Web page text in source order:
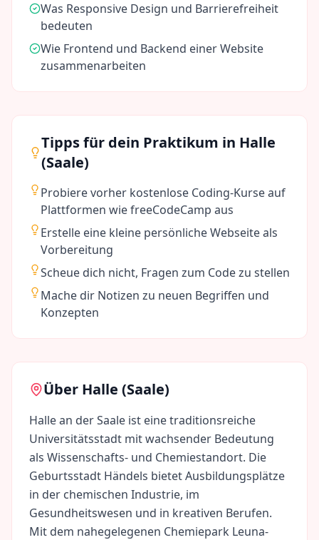
Was Responsive Design und Barrierefreiheit
bedeuten
Wie Frontend und Backend einer Website
zusammenarbeiten
Tipps für dein Praktikum in Halle
(Saale)
Probiere vorher kostenlose Coding-Kurse auf
Plattformen wie freeCodeCamp aus
Erstelle eine kleine persönliche Webseite als
Vorbereitung
Scheue dich nicht, Fragen zum Code zu stellen
Mache dir Notizen zu neuen Begriffen und
Konzepten
Über Halle (Saale)
Halle an der Saale ist eine traditionsreiche
Universitätsstadt mit wachsender Bedeutung
als Wissenschafts- und Chemiestandort. Die
Geburtsstadt Händels bietet Ausbildungsplätze
in der chemischen Industrie, im
Gesundheitswesen und in kreativen Berufen.
Mit dem nahegelegenen Chemiepark Leuna-